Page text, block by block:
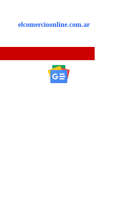
elcomercioonline.com.ar